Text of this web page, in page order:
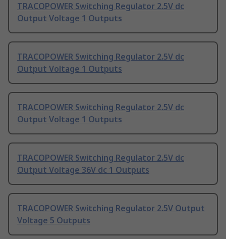
TRACOPOWER Switching Regulator 2.5V dc
Output Voltage 1 Outputs
TRACOPOWER Switching Regulator 2.5V dc
Output Voltage 1 Outputs
TRACOPOWER Switching Regulator 2.5V dc
Output Voltage 1 Outputs
TRACOPOWER Switching Regulator 2.5V dc
Output Voltage 36V dc 1 Outputs
TRACOPOWER Switching Regulator 2.5V Output
Voltage 5 Outputs